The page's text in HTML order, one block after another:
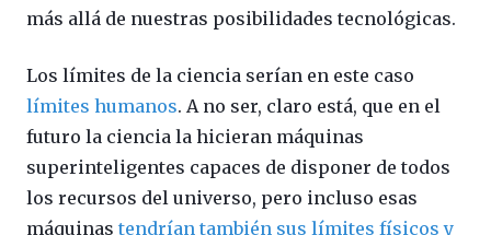
más allá de nuestras posibilidades tecnológicas.
Los límites de la ciencia serían en este caso
límites humanos. A no ser, claro está, que en el
futuro la ciencia la hicieran máquinas
superinteligentes capaces de disponer de todos
los recursos del universo, pero incluso esas
máquinas tendrían también sus límites físicos y